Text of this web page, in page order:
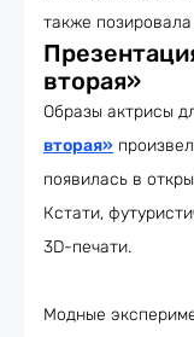
также
вторая»
Образы актрисы
вторая»
появилась в
Кстати,
3D-печати.
Модные